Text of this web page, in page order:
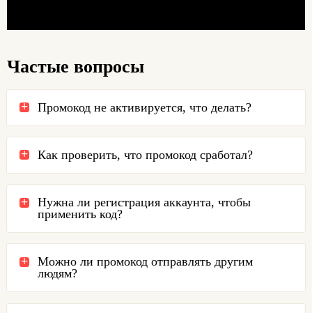
Частые вопросы
Промокод не активируется, что делать?
Как проверить, что промокод сработал?
Нужна ли регистрация аккаунта, чтобы
применить код?
Можно ли промокод отправлять другим
людям?